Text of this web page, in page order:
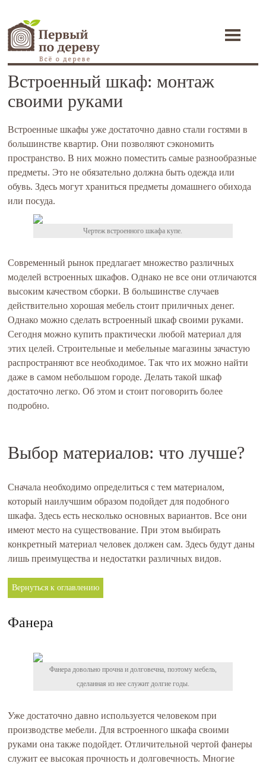
Toggle
Встроенный шкаф: монтаж
своими руками
Встроенные шкафы уже достаточно давно стали гостями в
большинстве квартир. Они позволяют сэкономить
пространство. В них можно поместить самые разнообразные
предметы. Это не обязательно должна быть одежда или
обувь. Здесь могут храниться предметы домашнего обихода
или посуда.
Чертеж встроенного шкафа купе.
Современный рынок предлагает множество различных
моделей встроенных шкафов. Однако не все они отличаются
высоким качеством сборки. В большинстве случаев
действительно хорошая мебель стоит приличных денег.
Однако можно сделать встроенный шкаф своими руками.
Сегодня можно купить практически любой материал для
этих целей. Строительные и мебельные магазины зачастую
распространяют все необходимое. Так что их можно найти
даже в самом небольшом городе. Делать такой шкаф
достаточно легко. Об этом и стоит поговорить более
подробно.
Выбор материалов: что лучше?
Сначала необходимо определиться с тем материалом,
который наилучшим образом подойдет для подобного
шкафа. Здесь есть несколько основных вариантов. Все они
имеют место на существование. При этом выбирать
конкретный материал человек должен сам. Здесь будут даны
лишь преимущества и недостатки различных видов.
Вернуться к оглавлению
Фанера
Фанера довольно прочна и долговечна, поэтому мебель,
сделанная из нее служит долгие годы.
Уже достаточно давно используется человеком при
производстве мебели. Для встроенного шкафа своими
руками она также подойдет. Отличительной чертой фанеры
служит ее высокая прочность и долговечность. Многие